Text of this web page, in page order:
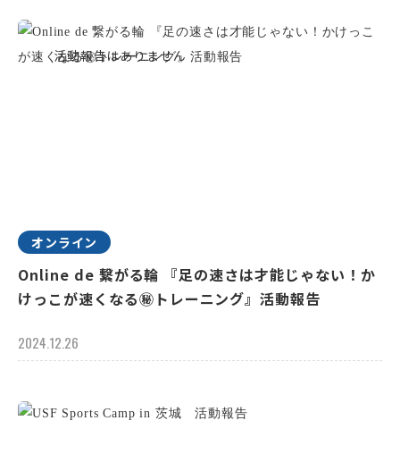
オンライン
Online de 繋がる輪 『足の速さは才能じゃない！か
けっこが速くなる㊙トレーニング』活動報告
2024.12.26